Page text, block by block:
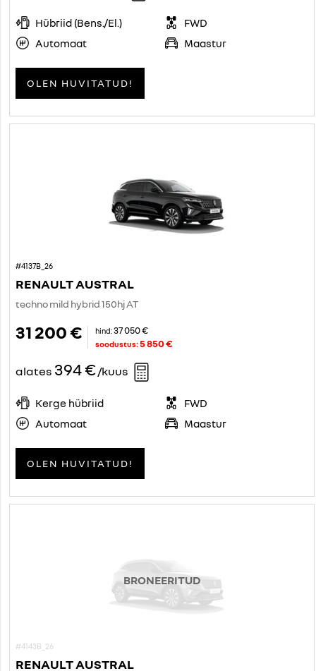
Hübriid (Bens./El.)
FWD
Automaat
Maastur
OLEN HUVITATUD!
#4137B_26
RENAULT AUSTRAL
techno mild hybrid 150hj AT
31 200 € hind: 37 050 €
soodustus:5 850 €
alates 394 €/kuus
Kerge hübriid
FWD
Automaat
Maastur
OLEN HUVITATUD!
#4143B_26
BRONEERITUD
RENAULT AUSTRAL